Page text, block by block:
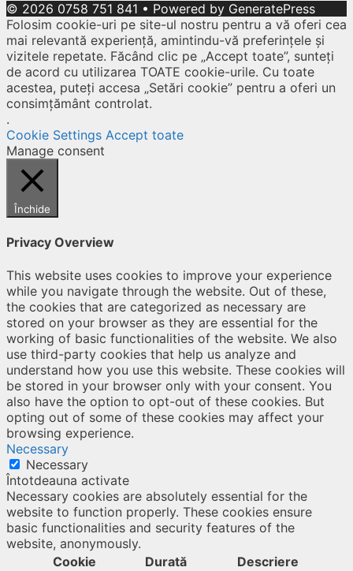
© 2026 0758 751 841 • Powered by GeneratePress
Folosim cookie-uri pe site-ul nostru pentru a vă oferi cea
mai relevantă experiență, amintindu-vă preferințele și
vizitele repetate. Făcând clic pe „Accept toate”, sunteți
de acord cu utilizarea TOATE cookie-urile. Cu toate
acestea, puteți accesa „Setări cookie” pentru a oferi un
consimțământ controlat.
.
Cookie Settings Accept toate
Manage consent
Închide
Privacy Overview
This website uses cookies to improve your experience
while you navigate through the website. Out of these,
the cookies that are categorized as necessary are
stored on your browser as they are essential for the
working of basic functionalities of the website. We also
use third-party cookies that help us analyze and
understand how you use this website. These cookies will
be stored in your browser only with your consent. You
also have the option to opt-out of these cookies. But
opting out of some of these cookies may affect your
browsing experience.
Necessary
Necessary
Întotdeauna activate
Necessary cookies are absolutely essential for the
website to function properly. These cookies ensure
basic functionalities and security features of the
website, anonymously.
Cookie
Durată Descriere